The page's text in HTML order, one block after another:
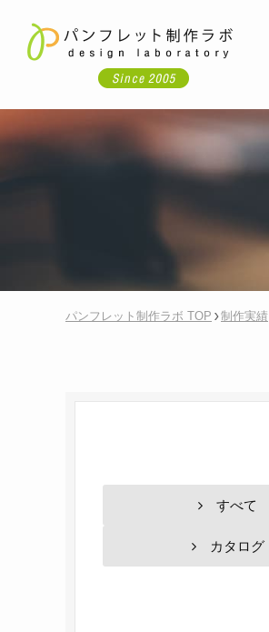
パンフレット制作ラボ TOP 制作実績
すべて
カタログ